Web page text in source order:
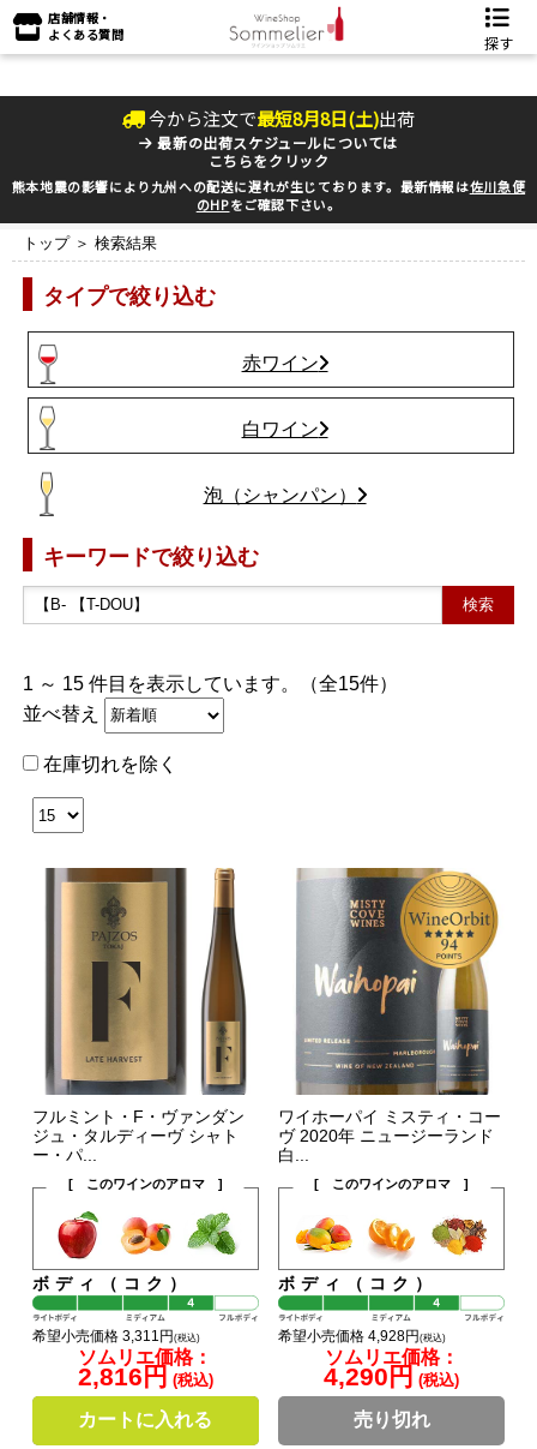
店舗情報・
よくある質問
探す
今から注文で最短8月8日(土)出荷
最新の出荷スケジュールについては
こちらをクリック
熊本地震の影響により九州への配送に遅れが生じております。最新情報は佐川急便
のHPをご確認下さい。
トップ ＞ 検索結果
タイプで絞り込む
赤ワイン
白ワイン
泡（シャンパン）
キーワードで絞り込む
1 ～ 15 件目を表示しています。（全15件）
並べ替え
在庫切れを除く
フルミント・F・ヴァンダン
ジュ・タルディーヴ シャト
ー・パ...
[ このワインのアロマ ]
ボディ（コク）
希望小売価格 3,311円 (税込)
ソムリエ価格：
2,816円 (税込)
カートに入れる
ワイホーパイ ミスティ・コー
ヴ 2020年 ニュージーランド
白...
[ このワインのアロマ ]
ボディ（コク）
希望小売価格 4,928円(税込)
ソムリエ価格：
4,290円 (税込)
売り切れ